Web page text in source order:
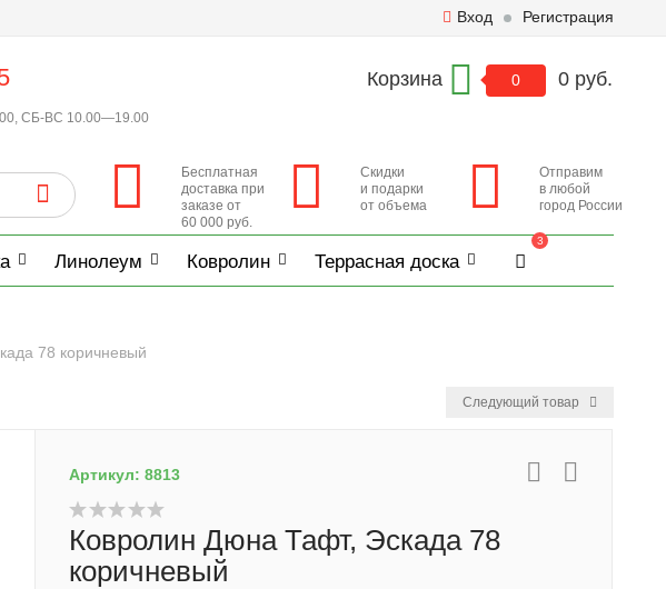
Вход Регистрация
СБ-ВС 10.00—19.00
Корзина 0 0 руб.
Бесплатная
доставка при
заказе от
60 000 руб.
Скидки
и подарки
от объема
Отправим
в любой
город России
Линолеум Ковролин Террасная доска
3
78 коричневый
Следующий товар
Артикул: 8813
Ковролин Дюна Тафт, Эскада 78
коричневый